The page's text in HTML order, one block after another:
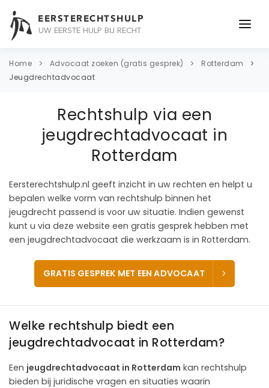
EERSTERECHTSHULP
UW EERSTE HULP BIJ RECHT
ONDERWERPEN
ADVOCAAT
OVER ONS
Home Advocaat zoeken (gratis gesprek)
Rotterdam
Jeugdrechtadvocaat
Rechtshulp via een
jeugdrechtadvocaat in
Rotterdam
Eersterechtshulp.nl geeft inzicht in uw rechten en helpt u
bepalen welke vorm van rechtshulp binnen het
jeugdrecht passend is voor uw situatie. Indien gewenst
kunt u via deze website een gratis gesprek hebben met
een jeugdrechtadvocaat die werkzaam is in Rotterdam.
GRATIS GESPREK MET EEN ADVOCAAT
Welke rechtshulp biedt een
jeugdrechtadvocaat in Rotterdam?
Een jeugdrechtadvocaat in Rotterdam kan rechtshulp
bieden bij juridische vragen en situaties waarin